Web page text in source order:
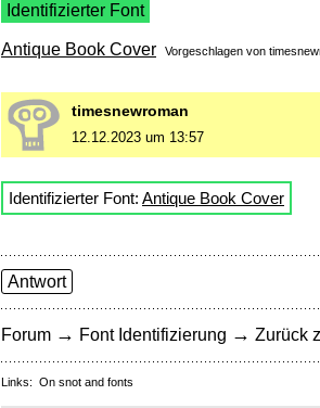
Identifizierter Font
Antique Book Cover Vorgeschlagen von
timesnewroman
12.12.2023 um 13:57
Identifizierter Font: Antique Book Cover
Antwort
Forum → Font Identifizierung → Zurück
Links: On snot and fonts